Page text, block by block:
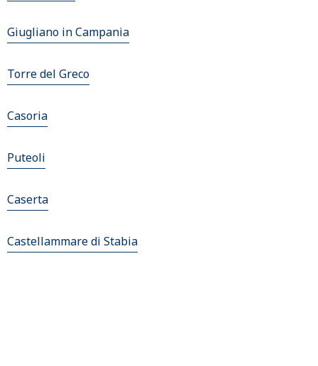
Giugliano in Campania
Torre del Greco
Casoria
Puteoli
Caserta
Castellammare di Stabia